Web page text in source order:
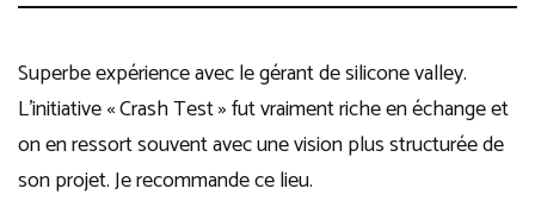
Superbe expérience avec le gérant de silicone valley.
L’initiative « Crash Test » fut vraiment riche en échange et
on en ressort souvent avec une vision plus structurée de
son projet. Je recommande ce lieu.